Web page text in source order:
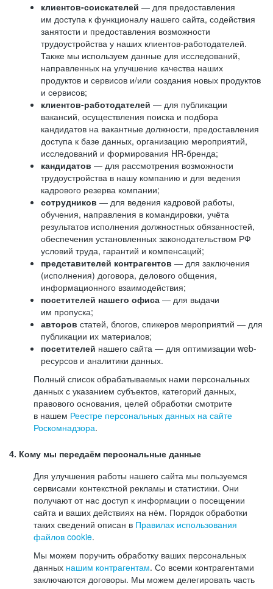
клиентов-соискателей — для предоставления
им доступа к функционалу нашего сайта, содействия
занятости и предоставления возможности
трудоустройства у наших клиентов-работодателей.
Также мы используем данные для исследований,
направленных на улучшение качества наших
продуктов и сервисов и/или создания новых продуктов
и сервисов;
клиентов-работодателей — для публикации
вакансий, осуществления поиска и подбора
кандидатов на вакантные должности, предоставления
доступа к базе данных, организацию мероприятий,
исследований и формирования HR-бренда;
кандидатов — для рассмотрения возможности
трудоустройства в нашу компанию и для ведения
кадрового резерва компании;
сотрудников — для ведения кадровой работы,
обучения, направления в командировки, учёта
результатов исполнения должностных обязанностей,
обеспечения установленных законодательством РФ
условий труда, гарантий и компенсаций;
представителей контрагентов — для заключения
(исполнения) договора, делового общения,
информационного взаимодействия;
посетителей нашего офиса — для выдачи
им пропуска;
авторов статей, блогов, спикеров мероприятий — для
публикации их материалов;
посетителей нашего сайта — для оптимизации web-
ресурсов и аналитики данных.
Полный список обрабатываемых нами персональных
данных с указанием субъектов, категорий данных,
правового основания, целей обработки смотрите
в нашем Реестре персональных данных на сайте
Роскомнадзора.
4. Кому мы передаём персональные данные
Для улучшения работы нашего сайта мы пользуемся
сервисами контекстной рекламы и статистики. Они
получают от нас доступ к информации о посещении
сайта и ваших действиях на нём. Порядок обработки
таких сведений описан в Правилах использования
файлов cookie.
Мы можем поручить обработку ваших персональных
данных нашим контрагентам. Со всеми контрагентами
заключаются договоры. Мы можем делегировать часть